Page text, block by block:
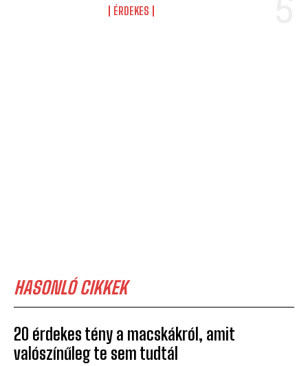
ÉRDEKES
HASONLÓ CIKKEK
20 érdekes tény a macskákról, amit
valószínűleg te sem tudtál